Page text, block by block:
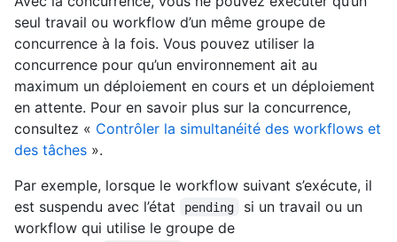
seul travail ou workflow d’un même groupe de
concurrence à la fois. Vous pouvez utiliser la
concurrence pour qu’un environnement ait au
maximum un déploiement en cours et un déploiement
en attente. Pour en savoir plus sur la concurrence,
consultez « Contrôler la simultanéité des workflows et
des tâches ».
Par exemple, lorsque le workflow suivant s’exécute, il
est suspendu avec l’état
pending
si un travail ou un
workflow qui utilise le groupe de